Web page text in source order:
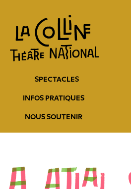
contenu
principal
entête
SPECTACLES
INFOS PRATIQUES
NOUS SOUTENIR
principale